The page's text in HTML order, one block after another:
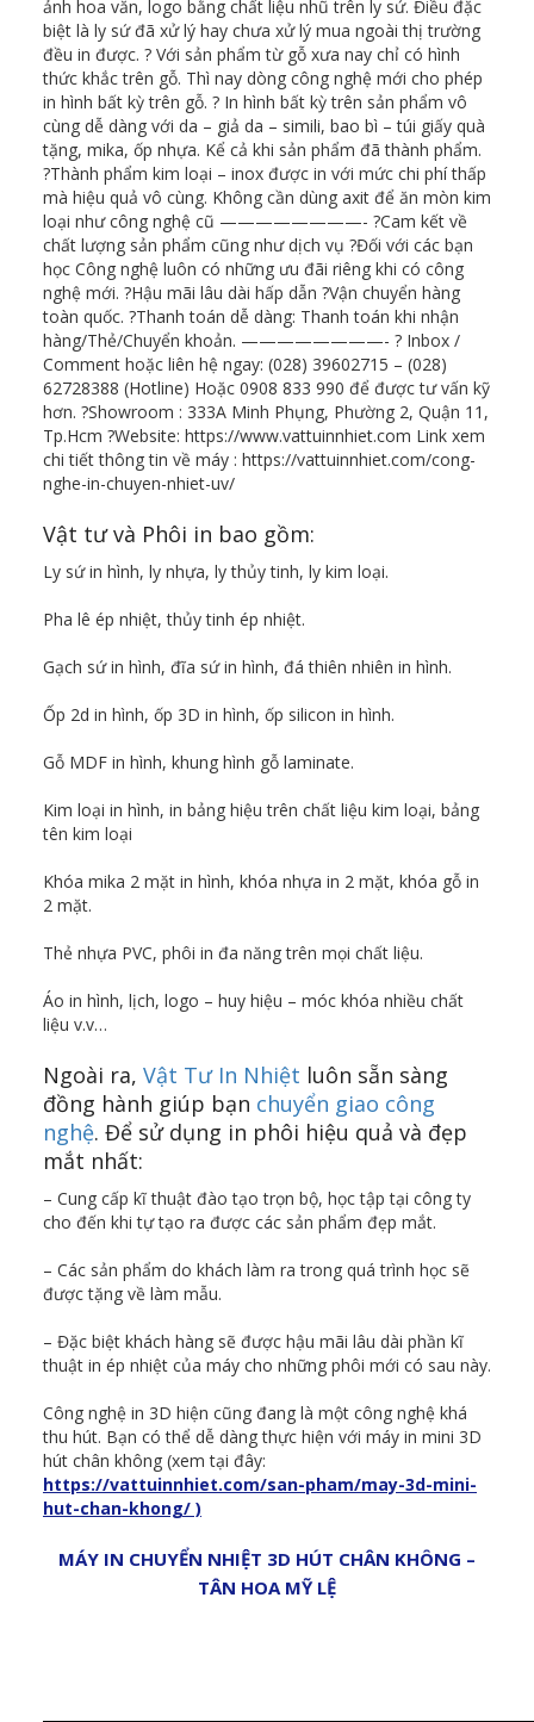
ảnh hoa văn, logo bằng chất liệu nhũ trên ly sứ. Điều đặc
biệt là ly sứ đã xử lý hay chưa xử lý mua ngoài thị trường
đều in được. ? Với sản phẩm từ gỗ xưa nay chỉ có hình
thức khắc trên gỗ. Thì nay dòng công nghệ mới cho phép
in hình bất kỳ trên gỗ. ?️ In hình bất kỳ trên sản phẩm vô
cùng dễ dàng với da – giả da – simili, bao bì – túi giấy quà
tặng, mika, ốp nhựa. Kể cả khi sản phẩm đã thành phẩm.
?Thành phẩm kim loại – inox được in với mức chi phí thấp
mà hiệu quả vô cùng. Không cần dùng axit để ăn mòn kim
loại như công nghệ cũ ————————- ?Cam kết về
chất lượng sản phẩm cũng như dịch vụ ?Đối với các bạn
học Công nghệ luôn có những ưu đãi riêng khi có công
nghệ mới. ?Hậu mãi lâu dài hấp dẫn ?Vận chuyển hàng
toàn quốc. ?Thanh toán dễ dàng: Thanh toán khi nhận
hàng/Thẻ/Chuyển khoản. ————————- ? Inbox /
Comment hoặc liên hệ ngay: (028) 39602715 – (028)
62728388 (Hotline) Hoặc 0908 833 990 để được tư vấn kỹ
hơn. ?Showroom : 333A Minh Phụng, Phường 2, Quận 11,
Tp.Hcm ?Website: https://www.vattuinnhiet.com Link xem
chi tiết thông tin về máy : https://vattuinnhiet.com/cong-
nghe-in-chuyen-nhiet-uv/
Vật tư và Phôi in bao gồm:
Ly sứ in hình, ly nhựa, ly thủy tinh, ly kim loại.
Pha lê ép nhiệt, thủy tinh ép nhiệt.
Gạch sứ in hình, đĩa sứ in hình, đá thiên nhiên in hình.
Ốp 2d in hình, ốp 3D in hình, ốp silicon in hình.
Gỗ MDF in hình, khung hình gỗ laminate.
Kim loại in hình, in bảng hiệu trên chất liệu kim loại, bảng
tên kim loại
Khóa mika 2 mặt in hình, khóa nhựa in 2 mặt, khóa gỗ in
2 mặt.
Thẻ nhựa PVC, phôi in đa năng trên mọi chất liệu.
Áo in hình, lịch, logo – huy hiệu – móc khóa nhiều chất
liệu v.v…
Ngoài ra, Vật Tư In Nhiệt luôn sẵn sàng
đồng hành giúp bạn chuyển giao công
nghệ. Để sử dụng in phôi hiệu quả và đẹp
mắt nhất:
– Cung cấp kĩ thuật đào tạo trọn bộ, học tập tại công ty
cho đến khi tự tạo ra được các sản phẩm đẹp mắt.
– Các sản phẩm do khách làm ra trong quá trình học sẽ
được tặng về làm mẫu.
– Đặc biệt khách hàng sẽ được hậu mãi lâu dài phần kĩ
thuật in ép nhiệt của máy cho những phôi mới có sau này.
Công nghệ in 3D hiện cũng đang là một công nghệ khá
thu hút. Bạn có thể dễ dàng thực hiện với máy in mini 3D
hút chân không (xem tại đây:
https://vattuinnhiet.com/san-pham/may-3d-mini-
hut-chan-khong/ )
MÁY IN CHUYỂN NHIỆT 3D HÚT CHÂN KHÔNG –
TÂN HOA MỸ LỆ